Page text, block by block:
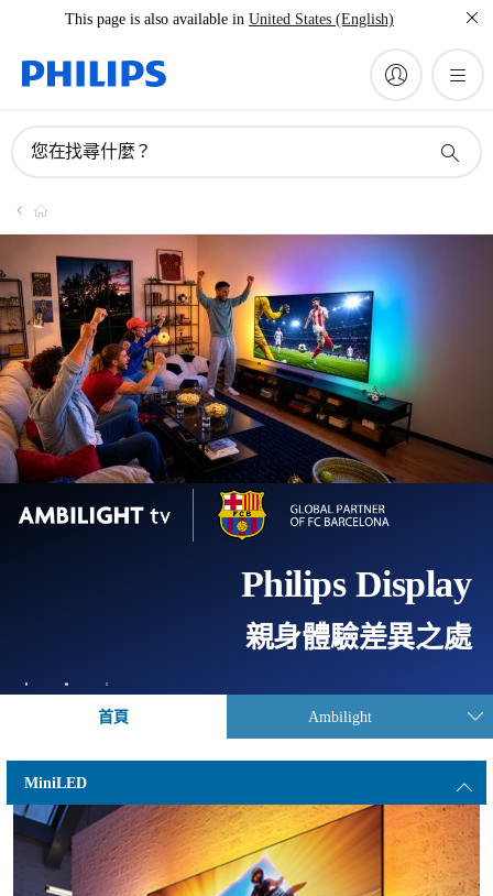
This page is also available in United States (English)
您在找尋什麼？
Philips Display
親身體驗差異之處
首頁 Ambilight
MiniLED